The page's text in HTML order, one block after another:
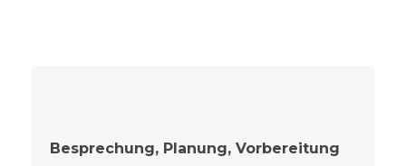
Besprechung, Planung, Vorbereitung